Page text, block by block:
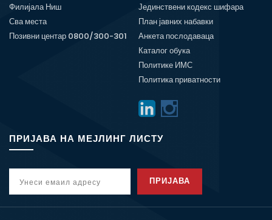
Филијала Ниш
Сва места
Позивни центар 0800/300-301
Јединствени кодекс шифара
План јавних набавки
Анкета послодаваца
Каталог обука
Политике ИМС
Политика приватности
ПРИЈАВА НА МЕЈЛИНГ ЛИСТУ
ПРИЈАВА